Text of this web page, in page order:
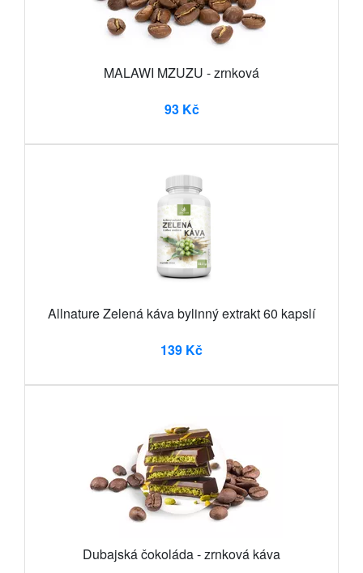
MALAWI MZUZU - zrnková
93 Kč
Allnature Zelená káva bylinný extrakt 60 kapslí
139 Kč
Dubajská čokoláda - zrnková káva